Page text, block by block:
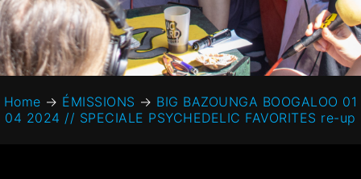
Home → ÉMISSIONS → BIG BAZOUNGA BOOGALOO 01
04 2024 // SPECIALE PSYCHEDELIC FAVORITES re-up